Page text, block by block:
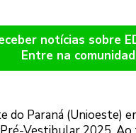
notícias sobre
Entre na
do Paraná (Unioeste)